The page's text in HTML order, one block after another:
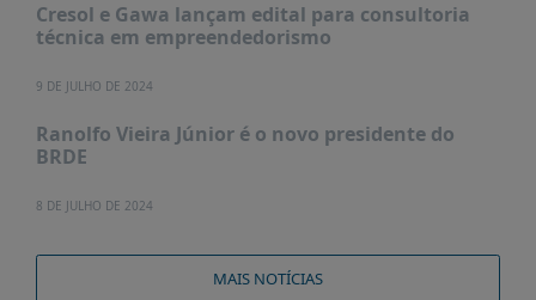
Cresol e Gawa lançam edital para consultoria
técnica em empreendedorismo
9 DE JULHO DE 2024
Ranolfo Vieira Júnior é o novo presidente do
BRDE
8 DE JULHO DE 2024
MAIS NOTÍCIAS